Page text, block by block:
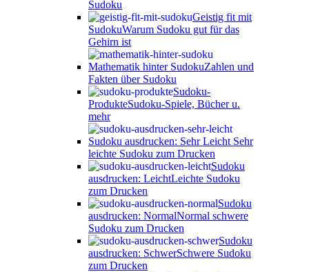
Sudoku
Geistig fit mit
SudokuWarum Sudoku gut für das
Gehirn ist
Mathematik hinter SudokuZahlen und
Fakten über Sudoku
Sudoku-
ProdukteSudoku-Spiele, Bücher u.
mehr
Sudoku ausdrucken: Sehr Leicht Sehr
leichte Sudoku zum Drucken
Sudoku
ausdrucken: LeichtLeichte Sudoku
zum Drucken
Sudoku
ausdrucken: NormalNormal schwere
Sudoku zum Drucken
Sudoku
ausdrucken: SchwerSchwere Sudoku
zum Drucken